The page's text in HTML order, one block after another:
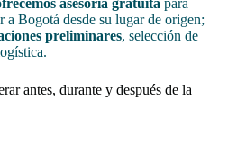
a Bogotá desde su lugar de origen;
preliminares, selección de
antes, durante y después de la